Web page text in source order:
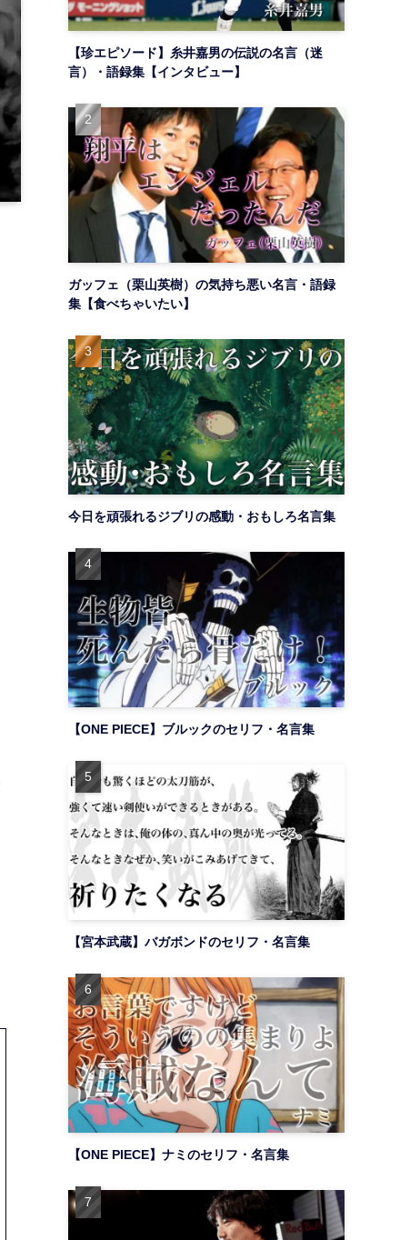
【珍エピソード】糸井嘉男の伝説の名言（迷
言）・語録集【インタビュー】
ガッフェ（栗山英樹）の気持ち悪い名言・語録
集【食べちゃいたい】
今日を頑張れるジブリの感動・おもしろ名言集
【ONE PIECE】ブルックのセリフ・名言集
【宮本武蔵】バガボンドのセリフ・名言集
【ONE PIECE】ナミのセリフ・名言集